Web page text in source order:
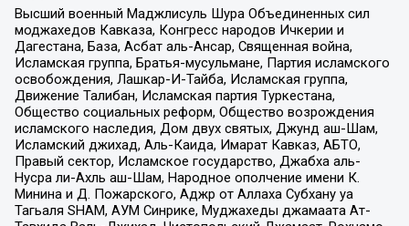
Высший военный Маджлисуль Шура Объединенных сил
моджахедов Кавказа, Конгресс народов Ичкерии и
Дагестана, База, Асбат аль-Ансар, Священная война,
Исламская группа, Братья-мусульмане, Партия исламского
освобождения, Лашкар-И-Тайба, Исламская группа,
Движение Талибан, Исламская партия Туркестана,
Общество социальных реформ, Общество возрождения
исламского наследия, Дом двух святых, Джунд аш-Шам,
Исламский джихад, Аль-Каида, Имарат Кавказ, АБТО,
Правый сектор, Исламское государство, Джабха аль-
Нусра ли-Ахль аш-Шам, Народное ополчение имени К.
Минина и Д. Пожарского, Аджр от Аллаха Субхану уа
Тагьаля SHAM, АУМ Синрике, Муджахеды джамаата Ат-